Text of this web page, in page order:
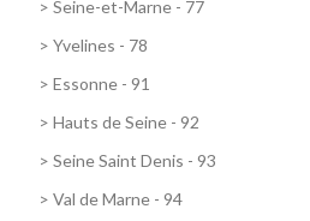
> Seine-et-Marne - 77
> Yvelines - 78
> Essonne - 91
> Hauts de Seine - 92
> Seine Saint Denis - 93
> Val de Marne - 94